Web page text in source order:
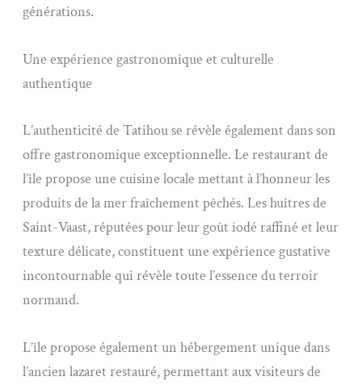
générations.
Une expérience gastronomique et culturelle
authentique
L’authenticité de Tatihou se révèle également dans son
offre gastronomique exceptionnelle. Le restaurant de
l’île propose une cuisine locale mettant à l’honneur les
produits de la mer fraîchement pêchés. Les huîtres de
Saint-Vaast, réputées pour leur goût iodé raffiné et leur
texture délicate, constituent une expérience gustative
incontournable qui révèle toute l’essence du terroir
normand.
L’île propose également un hébergement unique dans
l’ancien lazaret restauré, permettant aux visiteurs de